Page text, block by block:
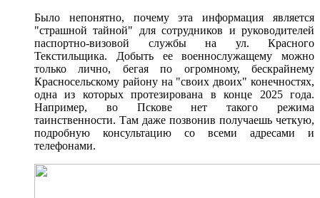
Было непонятно, почему эта информация является
"страшной тайной" для сотрудников и руководителей
паспортно-визовой службы на ул. Красного
Текстильщика. Добыть ее военнослужащему можно
только лично, бегая по огромному, бескрайнему
Красносельскому району на "своих двоих" конечностях,
одна из которых протезирована в конце 2025 года.
Например, во Пскове нет такого режима
таинственности. Там даже позвонив получаешь четкую,
подробную консультацию со всеми адресами и
телефонами.